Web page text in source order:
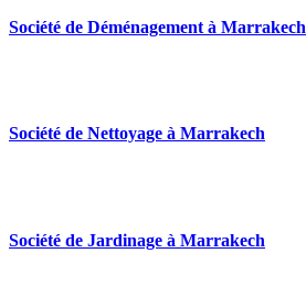
Société de Déménagement à Marrakech
Société de Nettoyage à Marrakech
Société de Jardinage à Marrakech